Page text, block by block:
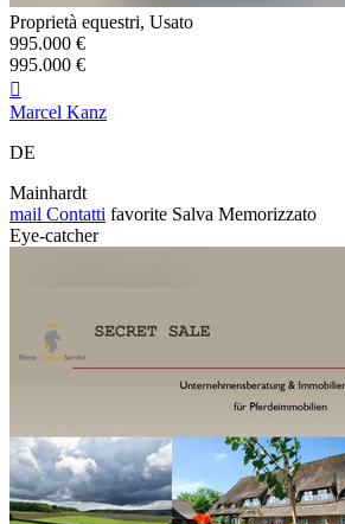
Proprietà equestri, Usato
995.000 €
995.000 €

Marcel Kanz
DE
Mainhardt
mail Contatti favorite Salva Memorizzato
Eye-catcher